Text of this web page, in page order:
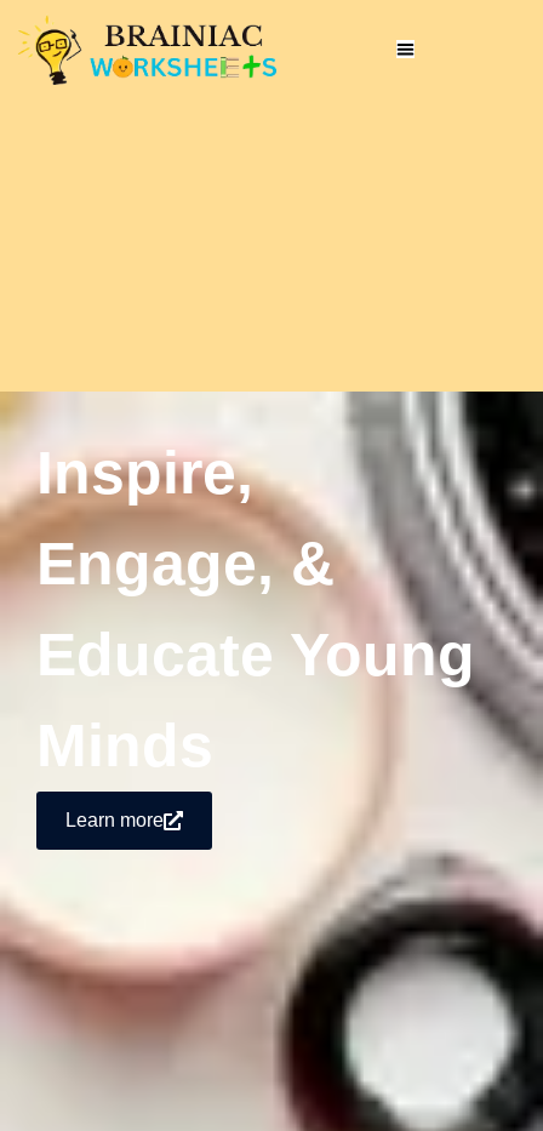
Inspire,
Engage, &
Educate Young
Minds
Learn more